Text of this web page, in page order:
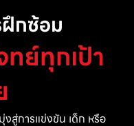
ฝึกซ้อม
ย์ทุกเป้า
สู่การแข่งขัน เด็ก หรือ